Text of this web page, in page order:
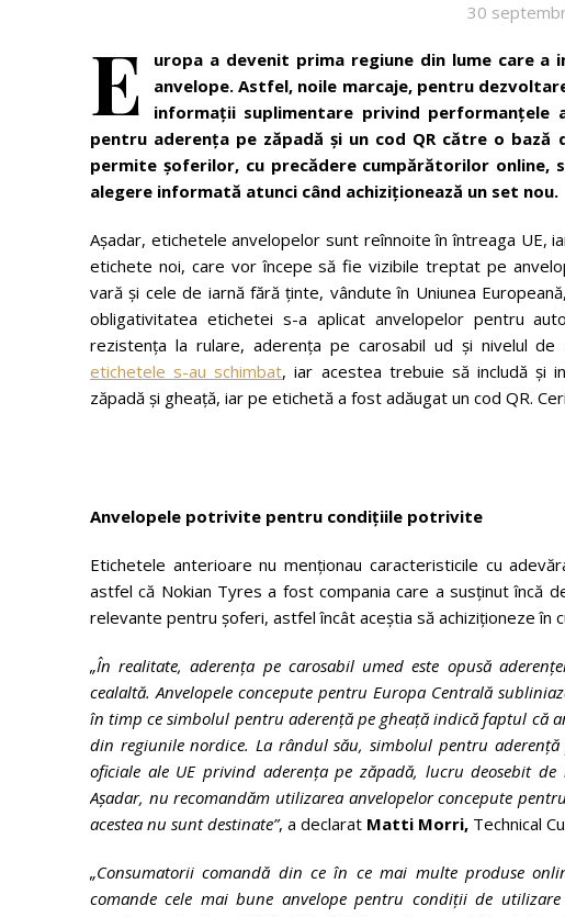
30
E uropa a devenit prima regiune din lume care a
anvelope. Astfel, noile marcaje, pentru
informații suplimentare privind performanțele
pentru aderența pe zăpadă și un cod QR către o
permite șoferilor, cu precădere cumpărătorilor online,
alegere informată atunci când achiziționează un set nou.
Așadar, etichetele anvelopelor sunt reînnoite în întreaga UE,
etichete noi, care vor începe să fie vizibile treptat pe
vară și cele de iarnă fără ținte, vândute în Uniunea
obligativitatea etichetei s-a aplicat anvelopelor pentru
rezistența la rulare, aderența pe carosabil ud și nivelul
etichetele s-au schimbat, iar acestea trebuie să includă și
zăpadă și gheață, iar pe etichetă a fost adăugat un cod QR.
Anvelopele potrivite pentru condițiile potrivite
Etichetele anterioare nu menționau caracteristicile cu
astfel că Nokian Tyres a fost compania care a susținut încă
relevante pentru șoferi, astfel încât aceștia să achiziționeze
„În realitate, aderența pe carosabil umed este opusă
cealaltă. Anvelopele concepute pentru Europa Centrală
în timp ce simbolul pentru aderență pe gheață indică faptul că
din regiunile nordice. La rândul său, simbolul pentru
oficiale ale UE privind aderența pe zăpadă, lucru deosebit
Așadar, nu recomandăm utilizarea anvelopelor concepute
acestea nu sunt destinate”, a declarat Matti Morri, Technical
„Consumatorii comandă din ce în ce mai multe produse
comande cele mai bune anvelope pentru condiții de